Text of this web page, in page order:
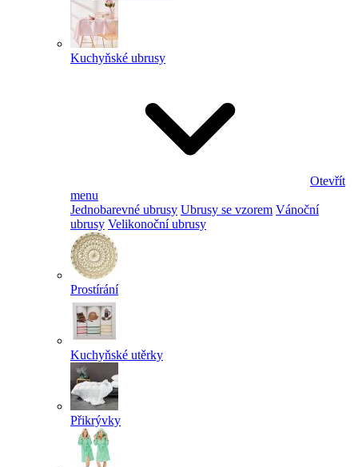
Kuchyňské ubrusy
Otevřít
menu
Jednobarevné ubrusy Ubrusy se vzorem Vánoční
ubrusy Velikonoční ubrusy
Prostírání
Kuchyňské utěrky
Přikrývky